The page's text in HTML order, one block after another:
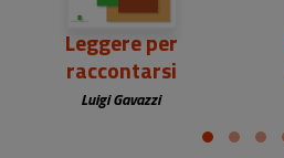
Leggere per
raccontarsi
Luigi Gavazzi